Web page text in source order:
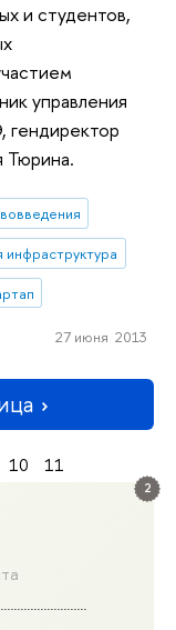
2
и студентов,
управления
гендиректор
инфраструктура
27 июня 2013
10 11